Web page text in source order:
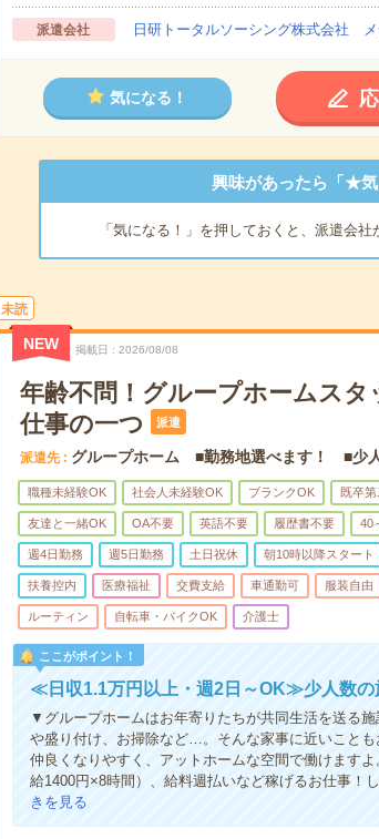
派遣会社 日研トータルソーシング株式会社
気になる！
興味があったら「★気
「気になる！」を押しておくと、派遣会社
未読
NEW 掲載日 2026/08/08
年齢不問！グループホームスタ
仕事の一つ
派遣
派遣先 グループホーム ■勤務地選べます！ ■少
職種未経験OK 社会人未経験OK ブランクOK 既卒
友達と一緒OK OA不要 英語不要 履歴書不要 40
週4日勤務 週5日勤務 土日祝休 朝10時以降スタート
扶養控内 医療福祉 交費支給 車通勤可 服装自由
ルーティン 自転車・バイクOK 介護士
ここがポイント！
≪日収1.1万円以上・週2日～OK≫少人数の
▼グループホームはお年寄りたちが共同生活を送る
や盛り付け、お掃除など…。そんな家事に近いこと
仲良くなりやすく、アットホームな空間で働けます
給1400円×8時間）、給料週払いなど稼げるお仕事
きを見る